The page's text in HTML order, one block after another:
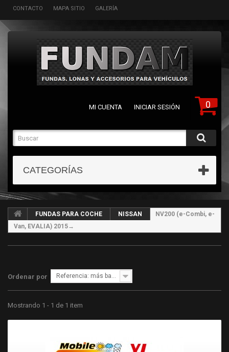
CONTACTO MAPA SITIO GALERÍA
0
MI CUENTA INICIAR SESIÓN
CATEGORÍAS
FUNDAS PARA COCHE NISSAN
NV200 (e-Combi, e-
Van, EVALIA) 2015→
Ordenar por Referencia: más bajo primero
Mostrando 1 - 1 de 1 item